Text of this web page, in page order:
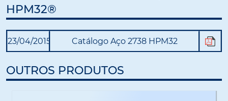
HPM32®
23/04/2015 Catálogo Aço 2738 HPM32
OUTROS PRODUTOS